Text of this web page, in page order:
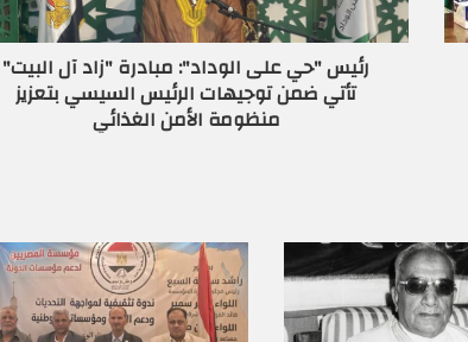
رئيس "حي على الوداد": مبادرة "زاد آل البيت"
تأتي ضمن توجيهات الرئيس السيسي بتعزيز
منظومة الأمن الغذائي